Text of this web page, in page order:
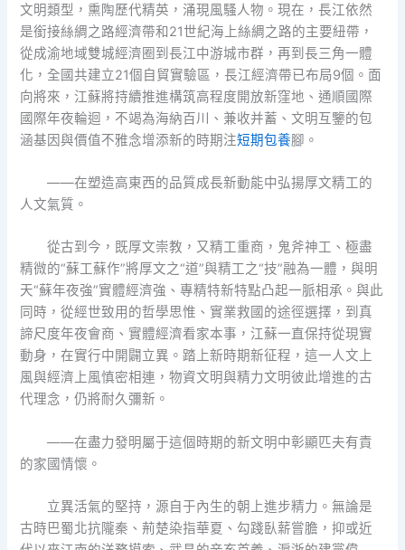
文明類型，熏陶歷代精英，涌現風騷人物。現在，長江依然
是銜接絲綢之路經濟帶和21世紀海上絲綢之路的主要紐帶，
從成渝地域雙城經濟圈到長江中游城市群，再到長三角一體
化，全國共建立21個自貿實驗區，長江經濟帶已布局9個。面
向將來，江蘇將持續推進構筑高程度開放新窪地、通順國際
國際年夜輪迴，不竭為海納百川、兼收并蓄、文明互鑒的包
涵基因與價值不雅念增添新的時期注短期包養腳。
——在塑造高東西的品質成長新動能中弘揚厚文精工的
人文氣質。
從古到今，既厚文崇教，又精工重商，鬼斧神工、極盡
精微的“蘇工蘇作”將厚文之“道”與精工之“技”融為一體，與明
天“蘇年夜強”實體經濟強、專精特新特點凸起一脈相承。與此
同時，從經世致用的哲學思惟、實業救國的途徑選擇，到真
諦尺度年夜會商、實體經濟看家本事，江蘇一直保持從現實
動身，在實行中開闢立異。踏上新時期新征程，這一人文上
風與經濟上風慎密相連，物資文明與精力文明彼此增進的古
代理念，仍將耐久彌新。
——在盡力發明屬于這個時期的新文明中彰顯匹夫有責
的家國情懷。
立異活氣的堅持，源自于內生的朝上進步精力。無論是
古時巴蜀北抗隴秦、荊楚染指華夏、勾踐臥薪嘗膽，抑或近